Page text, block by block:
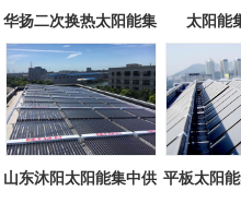
华扬二次换热太阳能集
中系统
太阳能
山东沐阳太阳能集中供 平板太阳